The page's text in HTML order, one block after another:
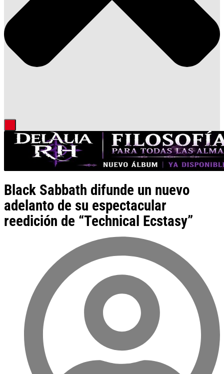
Black Sabbath difunde un nuevo
adelanto de su espectacular
reedición de “Technical Ecstasy”